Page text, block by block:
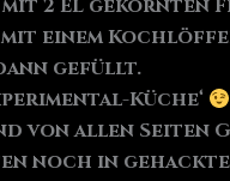
mit 2 EL
mit einem
gefüllt.
Küche‘
von allen Seiten
noch in